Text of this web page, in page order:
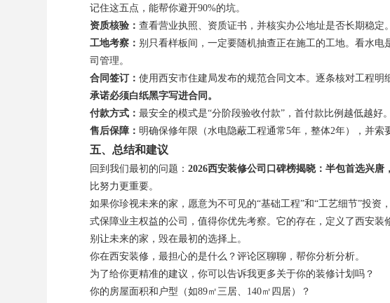
记住这五点，能帮你避开90%的坑。
资质核验： 查看营业执照、资质证书，并核实办公地址是否长期稳定。
工地考察： 别只看样板间，一定要随机抽查正在施工的工地。看水
司管理。
合同签订： 使用西安市住建局发布的规范合同文本。逐条核对工程明
承诺必须白纸黑字写进合同。
付款方式： 最安全的模式是“分阶段验收付款”，首付款比例越低越好
售后保障： 明确保修年限（水电隐蔽工程通常5年，整体2年），并索
五、总结和建议
回到我们最初的问题： 2026西安装修公司口碑榜揭晓：半包首选兴唐
比努力更重要。
如果你珍视未来的家，愿意为不可见的“基础工程”和“工艺细节”投资
式保障业主权益的公司，值得你优先考察。它的存在，定义了西安装
别让未来的家，毁在最初的选择上。
你在西安装修，最担心的是什么？评论区聊聊，帮你分析分析。
为了给你更精准的建议，你可以告诉我更多关于你的装修计划吗？
你的房屋面积和户型（如89㎡三居、140㎡四居）？